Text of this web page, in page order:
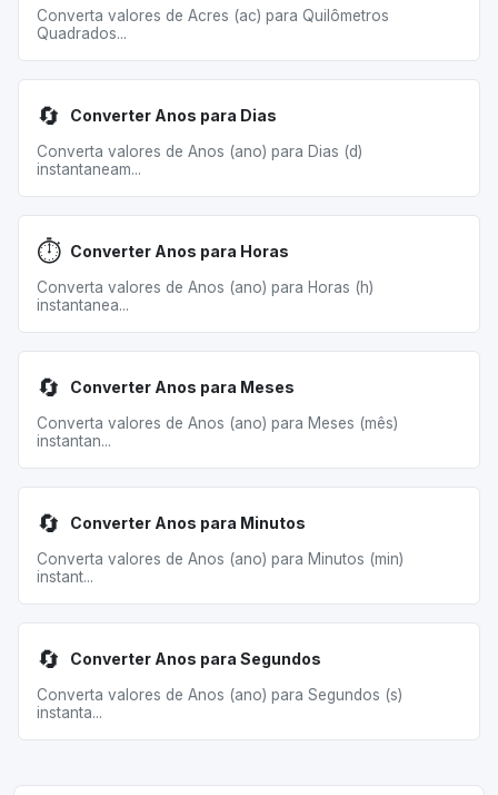
Converta valores de Acres (ac) para Quilômetros
Quadrados...
🔄 Converter Anos para Dias
Converta valores de Anos (ano) para Dias (d)
instantaneam...
⏱️ Converter Anos para Horas
Converta valores de Anos (ano) para Horas (h)
instantanea...
🔄 Converter Anos para Meses
Converta valores de Anos (ano) para Meses (mês)
instantan...
🔄 Converter Anos para Minutos
Converta valores de Anos (ano) para Minutos (min)
instant...
🔄 Converter Anos para Segundos
Converta valores de Anos (ano) para Segundos (s)
instanta...